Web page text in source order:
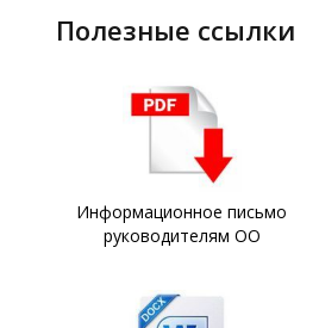
полезные ссылки
Информационное письмо
руководителям ОО